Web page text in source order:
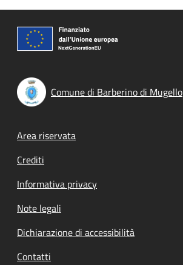
Comune di Barberino di Mugello
Footer menu
Area riservata
Crediti
Informativa privacy
Note legali
Dichiarazione di accessibilità
Contatti